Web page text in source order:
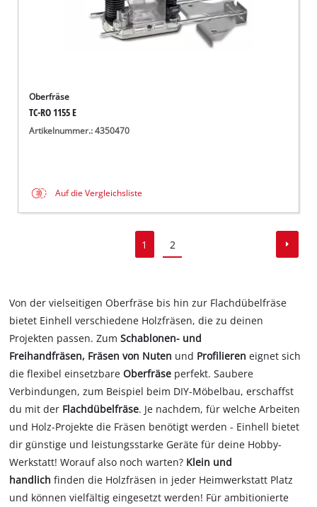
Oberfräse
TC-RO 1155 E
Artikelnummer.: 4350470
Auf die Vergleichsliste
1 2
Von der vielseitigen Oberfräse bis hin zur Flachdübelfräse
bietet Einhell verschiedene Holzfräsen, die zu deinen
Projekten passen. ZumSchablonen- und
Freihandfräsen, Fräsen von Nuten und Profiliereneignet sich
die flexibel einsetzbareOberfräse perfekt. Saubere
Verbindungen, zum Beispiel beim DIY-Möbelbau, erschaffst
du mit der Flachdübelfräse. Je nachdem, für welche Arbeiten
und Holz-Projekte die Fräsen benötigt werden - Einhell bietet
dir günstige und leistungsstarke Geräte für deine Hobby-
Werkstatt! Worauf also noch warten? Klein und
handlich finden die Holzfräsen in jeder Heimwerkstatt Platz
und können vielfältig eingesetzt werden! Für ambitionierte